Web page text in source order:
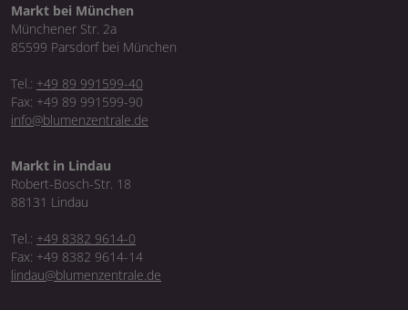
Markt bei München
Münchener Str. 2a
85599 Parsdorf bei München
Tel.: +49 89 991599-40
Fax: +49 89 991599-90
info@blumenzentrale.de
Markt in Lindau
Robert-Bosch-Str. 18
88131 Lindau
Tel.: +49 8382 9614-0
Fax: +49 8382 9614-14
lindau@blumenzentrale.de